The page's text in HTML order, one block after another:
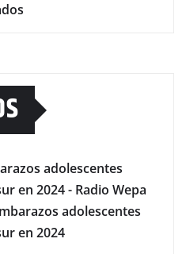
adolescentes
en 2024 - Radio Wepa
adolescentes
en 2024